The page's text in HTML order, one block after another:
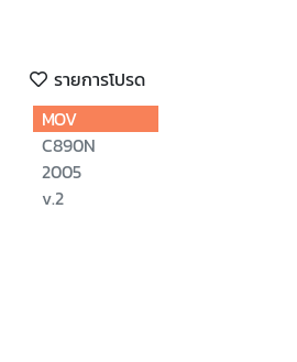
รายการโปรด
MOV
C890N
2005
v.2